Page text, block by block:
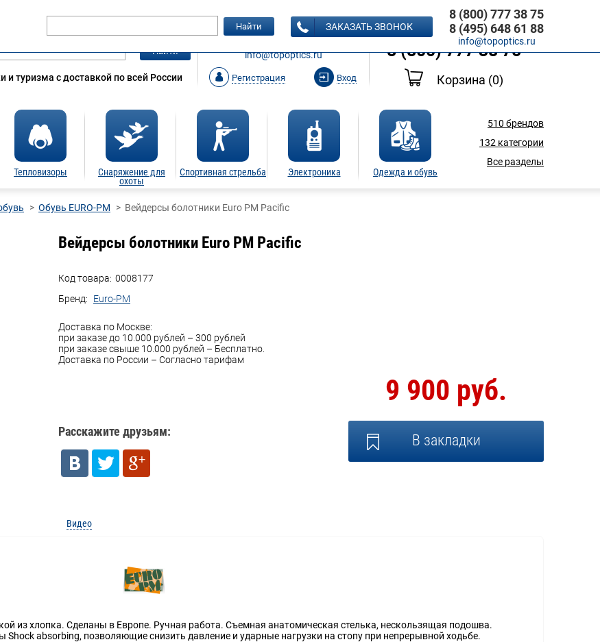
Найти
туризма с доставкой по всей России
ЗАКАЗАТЬ ЗВОНОК
info@topoptics.ru
Регистрация Вход
8 (495) 648 61 88
8 (800) 777 38 75
Корзина (0)
Тепловизоры
Снаряжение для
охоты
Спортивная стрельба Электроника Одежда и обувь
510 брендов
132 категории
Все разделы
Найти ЗАКАЗАТЬ ЗВОНОК
8 (800) 777 38 75
8 (495) 648 61 88
info@topoptics.ru
Обувь EURO-PM Вейдерсы болотники Euro PM Pacific
Вейдерсы болотники Euro PM Pacific
Код товара: 0008177
Бренд:
Euro-PM
Доставка по Москве:
при заказе до 10.000 рублей – 300 рублей
при заказе свыше 10.000 рублей – Бесплатно.
Доставка по России – Согласно тарифам
Расскажите друзьям:
9 900 руб.
В закладки
Видео
из хлопка. Сделаны в Европе. Ручная работа. Съемная анатомическая стелька, нескользящая подошва.
absorbing, позволяющие снизить давление и ударные нагрузки на стопу при непрерывной ходьбе.